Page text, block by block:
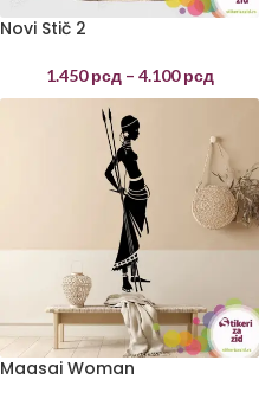
Novi Stič 2
1.450рсд – 4.100рсд
Maasai Woman